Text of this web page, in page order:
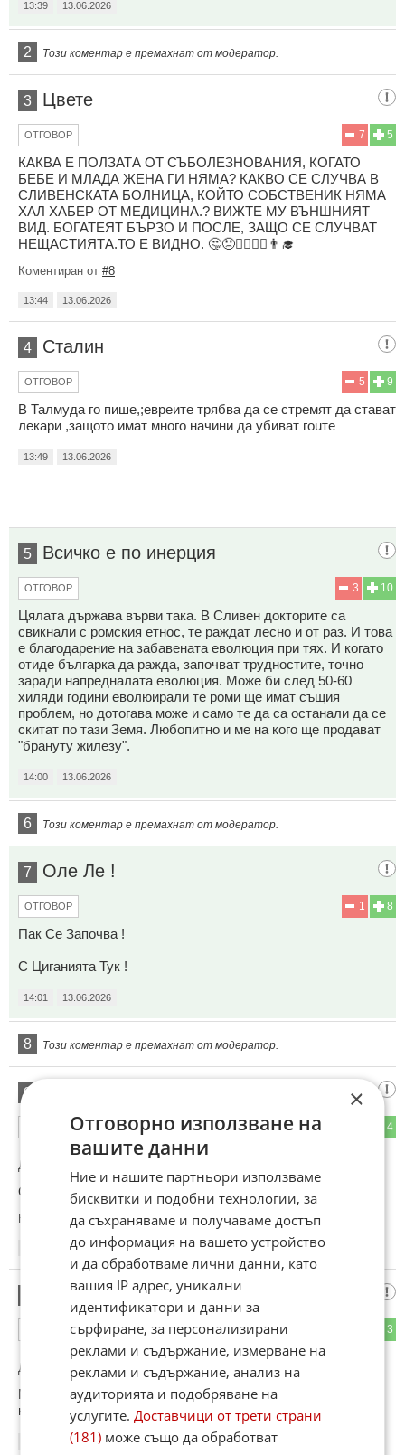
13:39 13.06.2026
2 Този коментар е премахнат от модератор.
3 Цвете
5
7
ОТГОВОР
КАКВА Е ПОЛЗАТА ОТ СЪБОЛЕЗНОВАНИЯ, КОГАТО
БЕБЕ И МЛАДА ЖЕНА ГИ НЯМА? КАКВО СЕ СЛУЧВА В
СЛИВЕНСКАТА БОЛНИЦА, КОЙТО СОБСТВЕНИК НЯМА
ХАЛ ХАБЕР ОТ МЕДИЦИНА.? ВИЖТЕ МУ ВЪНШНИЯТ
ВИД. БОГАТЕЯТ БЪРЗО И ПОСЛЕ, ЗАЩО СЕ СЛУЧВАТ
НЕЩАСТИЯТА.ТО Е ВИДНО. 🤔😠🤷‍♀️🤦‍♂️👨‍🎓
Коментиран от #8
13:44 13.06.2026
4 Сталин
9
5
ОТГОВОР
В Талмуда го пише,;евреите трябва да се стремят да стават
лекари ,защото имат много начини да убиват гоuте
13:49 13.06.2026
5 Всичко е по инерция
10
3
ОТГОВОР
Цялата държава върви така. В Сливен докторите са
свикнали с ромския етнос, те раждат лесно и от раз. И това
е благодарение на забавената еволюция при тях. И когато
отиде българка да ражда, започват трудностите, точно
заради напредналата еволюция. Може би след 50-60
хиляди години еволюирали те роми ще имат същия
проблем, но дотогава може и само те да са останали да се
скитат по тази Земя. Любопитно и ме на кого ще продават
"брануту жилезу".
14:00 13.06.2026
6 Този коментар е премахнат от модератор.
7 Оле Ле !
8
1
ОТГОВОР
Пак Се Започва !
С Циганията Тук !
14:01 13.06.2026
8 Този коментар е премахнат от модератор.
9
4
ОТГОВОР
До коментар
Отиди и целуни кокалите и ,копрофиле .
Коментиран от#12
13.06.2026
Да попитам
3
ОТГОВОР
До коментар#6от "Иди я провери какво работи":
Може да прави на Велзевул ,Балфегор ,Азазиел хубави
неща ,устен изпит .
13.06.2026
×
Отговорно използване на
вашите данни
Ние и нашите партньори използваме
бисквитки и подобни технологии, за
да съхраняваме и получаваме достъп
до информация на вашето устройство
и да обработваме лични данни, като
вашия IP адрес, уникални
идентификатори и данни за
сърфиране, за персонализирани
реклами и съдържание, измерване на
реклами и съдържание, анализ на
аудиторията и подобряване на
услугите.Доставчици от трети страни
(181) може също да обработват